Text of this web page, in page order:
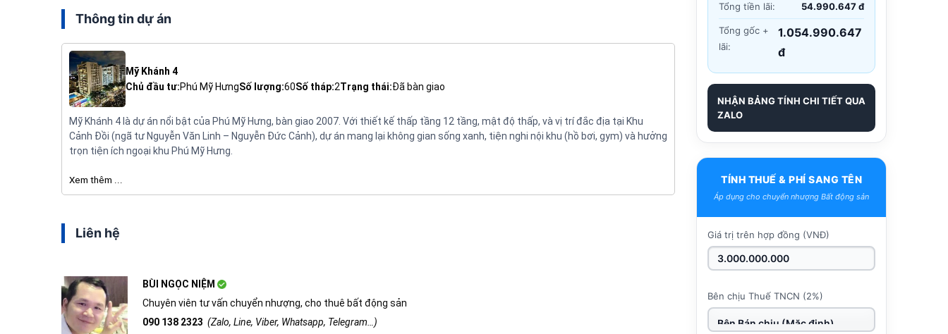
Thông tin dự án
Mỹ Khánh 4
Chủ đầu tư:Phú Mỹ HưngSố lượng:60Số tháp:2Trạng thái:Đã bàn giao
Mỹ Khánh 4 là dự án nổi bật của Phú Mỹ Hưng, bàn giao 2007. Với thiết kế thấp tầng 12 tầng, mật độ thấp, và vị trí đắc địa tại Khu
Cảnh Đồi (ngã tư Nguyễn Văn Linh – Nguyễn Đức Cảnh), dự án mang lại không gian sống xanh, tiện nghi nội khu (hồ bơi, gym) và hưởng
trọn tiện ích ngoại khu Phú Mỹ Hưng.
Xem thêm ...
Liên hệ
BÙI NGỌC NIỆM
Chuyên viên tư vấn chuyển nhượng, cho thuê bất động sản
090 138 2323 (Zalo, Line, Viber, Whatsapp, Telegram…)
Tổng tiền lãi: 54.990.647 đ
Tổng gốc +
lãi:
1.054.990.647
đ
NHẬN BẢNG TÍNH CHI TIẾT QUA
ZALO
TÍNH THUẾ & PHÍ SANG TÊN
Áp dụng cho chuyển nhượng Bất động sản
Giá trị trên hợp đồng (VNĐ)
Bên chịu Thuế TNCN (2%)